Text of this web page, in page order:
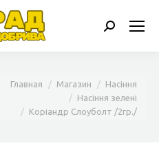
Поиск:
Вы здесь:
Главная Магазин
Насіння
Насіння зелені
Коріандр Слоуболт /2гр./